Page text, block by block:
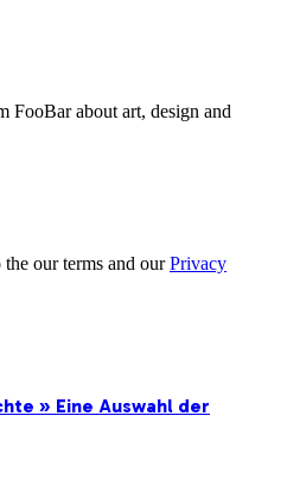
FooBar about art, design and
our terms and ourPrivacy
» Eine Auswahl der